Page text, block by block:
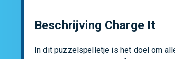
Beschrijving Charge It
In dit puzzelspelletje is het doel om